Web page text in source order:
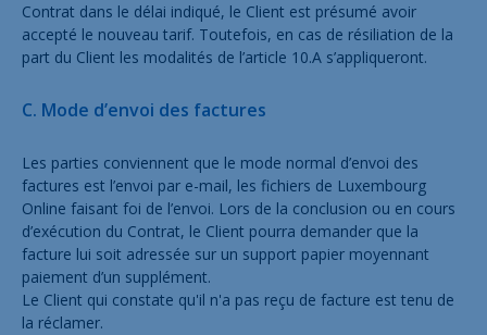
Contrat dans le délai indiqué, le Client est présumé avoir
accepté le nouveau tarif. Toutefois, en cas de résiliation de la
part du Client les modalités de l’article 10.A s’appliqueront.
C. Mode d’envoi des factures
Les parties conviennent que le mode normal d’envoi des
factures est l’envoi par e-mail, les fichiers de Luxembourg
Online faisant foi de l’envoi. Lors de la conclusion ou en cours
d’exécution du Contrat, le Client pourra demander que la
facture lui soit adressée sur un support papier moyennant
paiement d’un supplément.
Le Client qui constate qu'il n'a pas reçu de facture est tenu de
la réclamer.